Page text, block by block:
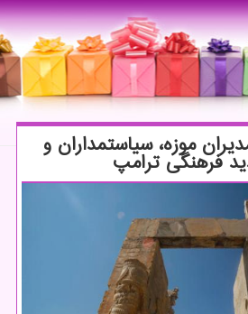
موزه، سیاستمداران و
فرهنگی ترامپ